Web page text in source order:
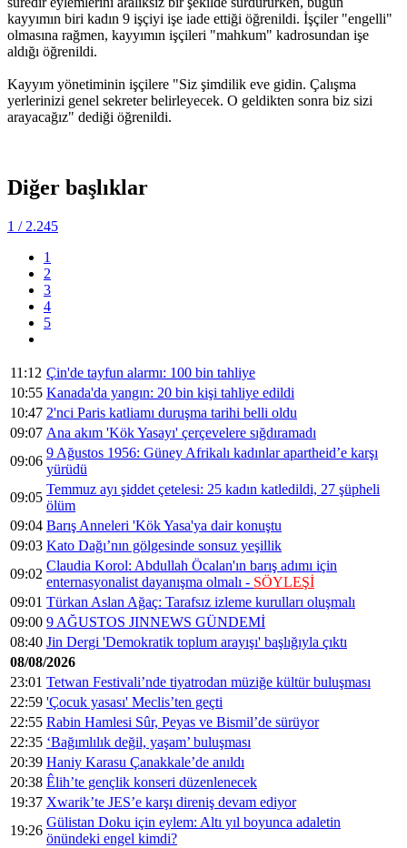
kayyımın biri kadın 9 işçiyi işe iade ettiği öğrenildi. İşçiler "engelli"
olmasına rağmen, kayyımın işçileri "mahkum" kadrosundan işe
aldığı öğrenildi.
Kayyım yönetiminin işçilere "Siz şimdilik eve gidin. Çalışma
yerlerinizi genel sekreter belirleyecek. O geldikten sonra biz sizi
arayacağız" dediği öğrenildi.
Diğer başlıklar
1 / 2.245
1
2
3
4
5
11:12 Çin'de tayfun alarmı: 100 bin tahliye
10:55 Kanada'da yangın: 20 bin kişi tahliye edildi
10:47 2'nci Paris katliamı duruşma tarihi belli oldu
09:07 Ana akım 'Kök Yasayı' çerçevelere sığdıramadı
09:06
9 Ağustos 1956: Güney Afrikalı kadınlar apartheid’e karşı
yürüdü
09:05
Temmuz ayı şiddet çetelesi: 25 kadın katledildi, 27 şüpheli
ölüm
09:04 Barış Anneleri 'Kök Yasa'ya dair konuştu
09:03 Kato Dağı’nın gölgesinde sonsuz yeşillik
09:02
Claudia Korol: Abdullah Öcalan'ın barış adımı için
enternasyonalist dayanışma olmalı - SÖYLEŞİ
09:01 Türkan Aslan Ağaç: Tarafsız izleme kurulları oluşmalı
09:00 9 AĞUSTOS JINNEWS GÜNDEMİ
08:40 Jin Dergi 'Demokratik toplum arayışı' başlığıyla çıktı
08/08/2026
23:01 Tetwan Festivali’nde tiyatrodan müziğe kültür buluşması
22:59 'Çocuk yasası' Meclis’ten geçti
22:55 Rabin Hamlesi Sûr, Peyas ve Bismil’de sürüyor
22:35 ‘Bağımlılık değil, yaşam’ buluşması
20:39 Haniy Karasu Çanakkale’de anıldı
20:38 Êlih’te gençlik konseri düzenlenecek
19:37 Xwarik’te JES’e karşı direniş devam ediyor
19:26
Gülistan Doku için eylem: Altı yıl boyunca adaletin
önündeki engel kimdi?